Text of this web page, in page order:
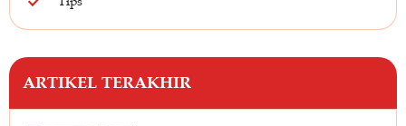
ARTIKEL TERAKHIR